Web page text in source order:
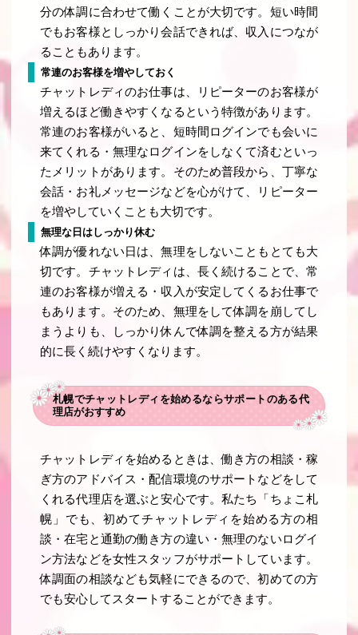
分の体調に合わせて働くことが大切です。短い時間
でもお客様としっかり会話できれば、収入につなが
ることもあります。
常連のお客様を増やしておく
チャットレディのお仕事は、リピーターのお客様が
増えるほど働きやすくなるという特徴があります。
常連のお客様がいると、短時間ログインでも会いに
来てくれる・無理なログインをしなくて済むといっ
たメリットがあります。そのため普段から、丁寧な
会話・お礼メッセージなどを心がけて、リピーター
を増やしていくことも大切です。
無理な日はしっかり休む
体調が優れない日は、無理をしないこともとても大
切です。チャットレディは、長く続けることで、常
連のお客様が増える・収入が安定してくるお仕事で
もあります。そのため、無理をして体調を崩してし
まうよりも、しっかり休んで体調を整える方が結果
的に長く続けやすくなります。
札幌でチャットレディを始めるならサポートのある代
理店がおすすめ
チャットレディを始めるときは、働き方の相談・稼
ぎ方のアドバイス・配信環境のサポートなどをして
くれる代理店を選ぶと安心です。私たち「ちょこ札
幌」でも、初めてチャットレディを始める方の相
談・在宅と通勤の働き方の違い・無理のないログイ
ン方法などを女性スタッフがサポートしています。
体調面の相談なども気軽にできるので、初めての方
でも安心してスタートすることができます。